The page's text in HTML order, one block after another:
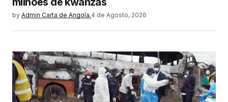
by Admin Carta de Angola.4 de Agosto, 2026